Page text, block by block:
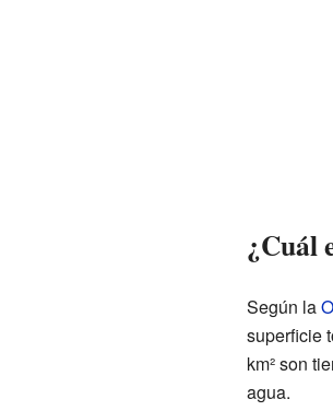
¿Cuál
Según la
superficie
km² son
agua.